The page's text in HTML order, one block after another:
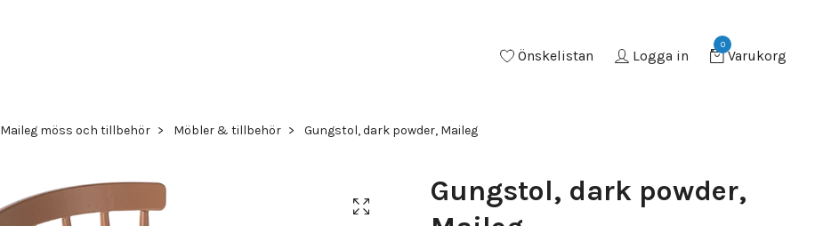
Önskelistan Logga in
0
Varukorg
Maileg möss och tillbehör Möbler & tillbehör Gungstol, dark powder, Maileg
Gungstol, dark powder,